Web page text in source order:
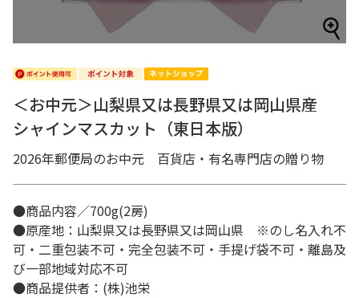
＜お中元＞山梨県又は長野県又は岡山県産
シャインマスカット（東日本版）
2026年郵便局のお中元 百貨店・有名専門店の贈り物
●商品内容／700g(2房)
●原産地：山梨県又は長野県又は岡山県 ※のし名入れ不
可・二重包装不可・完全包装不可・手提げ袋不可・離島及
び一部地域対応不可
●商品提供者：(株)池栄